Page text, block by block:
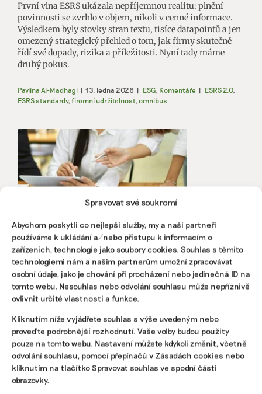
Spravovat své soukromí
Abychom poskytli co nejlepší služby, my a naši partneři
používáme k ukládání a/nebo přístupu k informacím o
zařízeních, technologie jako soubory cookies. Souhlas s těmito
technologiemi nám a našim partnerům umožní zpracovávat
osobní údaje, jako je chování při procházení nebo jedinečná ID na
tomto webu. Nesouhlas nebo odvolání souhlasu může nepříznivě
ovlivnit určité vlastnosti a funkce.
Kliknutím níže vyjádřete souhlas s výše uvedeným nebo
proveďte podrobnější rozhodnutí. Vaše volby budou použity
pouze na tomto webu. Nastavení můžete kdykoli změnit, včetně
odvolání souhlasu, pomocí přepínačů v Zásadách cookies nebo
kliknutím na tlačítko Spravovat souhlas ve spodní části
obrazovky.
První vlna ESRS ukázala nepříjemnou realitu: plnění
povinnosti se zvrhlo v objem, nikoli v cenné informace.
Výsledkem byly stovky stran textu, tisíce datapointů a jen
omezený strategický přehled o tom, jak firmy skutečně
řídí své dopady, rizika a příležitosti. Nyní tady máme
druhý pokus.
Pavlína Al-Madhagi | 13. ledna 2026 | ESG, Komentáře | ESRS 2.0,
ESRS standardy, firemní udržitelnost, omnibus
EFRAG zveřejnil zjednodušené standardy
pro nefinanční reporting. Počet datových
bodů klesl o 70 procent
Na stole je nový návrh ESRS, který tento týden zveřejnila
by podle směrnice CSRD měly reportovat pouze 320
datových bodů místo původních 1073. Nejspíš od roku
2027.
Martina Patočková,Tomáš Pohanka | 05. prosince 2025 | ESG
EFRAG,ESRS standardy